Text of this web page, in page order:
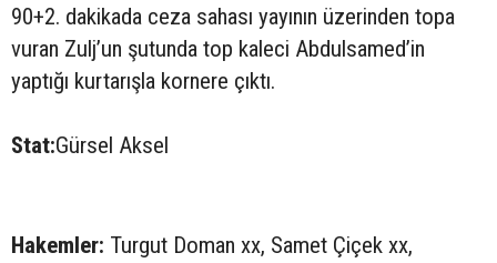
90+2. dakikada ceza sahası yayının üzerinden topa
vuran Zulj’un şutunda top kaleci Abdulsamed’in
yaptığı kurtarışla kornere çıktı.
Stat:Gürsel Aksel
Hakemler: Turgut Doman xx, Samet Çiçek xx,